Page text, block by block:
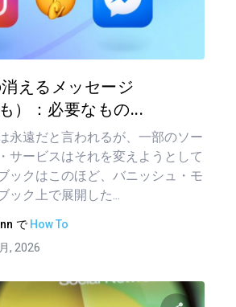
えるメッセージ
）：必要なもの...
永遠だと言われるが、一部のソー
サービスはそれを変えようとして
ックはこのほど、バニッシュ・モ
ック上で展開した...
で How To
, 2026